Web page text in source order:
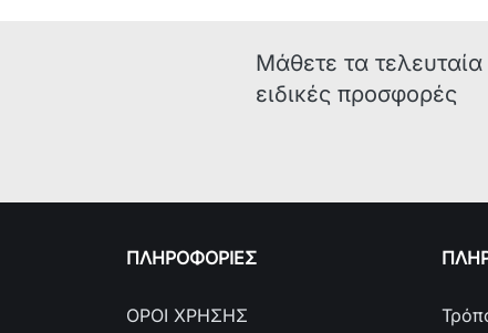
Μάθετε τα
ειδικές προσφορές
ΠΛΗΡΟΦΟΡΙΕΣ
ΟΡΟΙ ΧΡΗΣΗΣ